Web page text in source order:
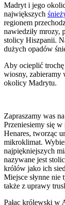
Madryt i jego
największych
regionem
nawiedziły mrozy,
stolicy Hiszpanii.
dużych opadów
Aby ocieplić
wiosny, zabieramy
okolicy Madrytu.
Zapraszamy was
Przeniesiemy się w
Henares, tworząc
mikroklimat.
najpiękniejszych
nazywane jest
królów jako ich
Miejsce słynne nie
także z uprawy
Pałac królewski w